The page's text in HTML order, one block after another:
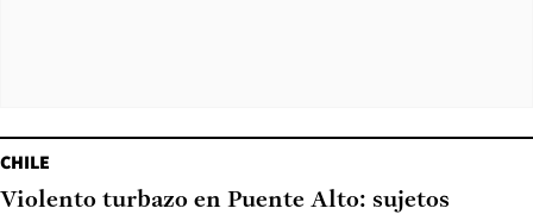
CHILE
Violento turbazo en Puente Alto: sujetos